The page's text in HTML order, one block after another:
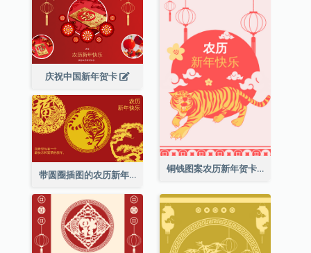
庆祝中国新年贺卡
铜钱图案农历新年贺卡
带圆圈插图的农历新年快乐贺卡